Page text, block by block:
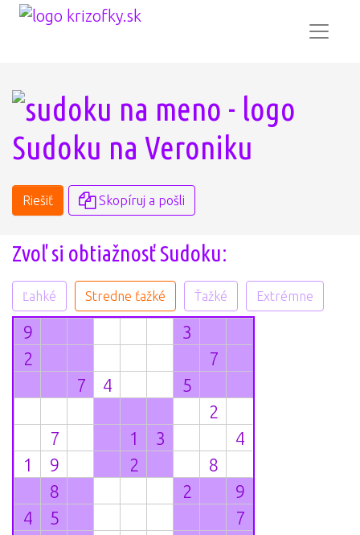
Sudoku na Veroniku
Riešiť Skopíruj a pošli
Zvoľ si obtiažnosť Sudoku:
Ľahké Stredne ťažké Ťažké Extrémne